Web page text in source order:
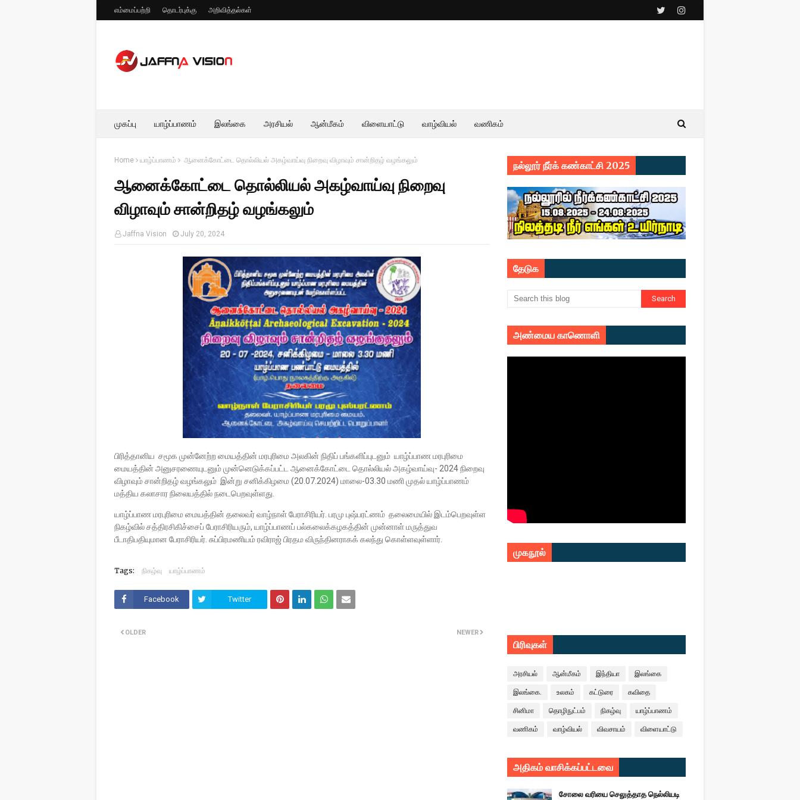
எம்மைப்பற்றி தொடர்புக்கு அறிவித்தல்கள்
முகப்பு யாழ்ப்பாணம் இலங்கை அரசியல் ஆன்மீகம் விளையாட்டு வாழ்வியல் வணிகம்
Home யாழ்ப்பாணம் ஆனைக்கோட்டை தொல்லியல் அகழ்வாய்வு நிறைவு விழாவும் சான்றிதழ் வழங்கலும்
ஆனைக்கோட்டை தொல்லியல் அகழ்வாய்வு நிறைவு
விழாவும் சான்றிதழ் வழங்கலும்
Jaffna Vision July 20, 2024
பிரித்தானிய சமூக முன்னேற்ற மையத்தின் மரபுரிமை அலகின் நிதிப் பங்களிப்புடனும் யாழ்ப்பாண மரபுரிமை
மையத்தின் அனுசரணையுடனும் முன்னெடுக்கப்பட்ட ஆனைக்கோட்டை தொல்லியல் அகழ்வாய்வு- 2024 நிறைவு
விழாவும் சான்றிதழ் வழங்கலும் இன்று சனிக்கிழமை (20.07.2024) மாலை-03.30 மணி முதல் யாழ்ப்பாணம்
மத்திய கலாசார நிலையத்தில் நடைபெறவுள்ளது.
யாழ்ப்பாண மரபுரிமை மையத்தின் தலைவர் வாழ்நாள் பேராசிரியர். பரமு புஷ்பரட்ணம் தலைமையில் இடம்பெறவுள்ள
நிகழ்வில் சத்திரசிகிச்சைப் பேராசிரியரும், யாழ்ப்பாணப் பல்கலைக்கழகத்தின் முன்னாள் மருத்துவ
பீடாதிபதியுமான பேராசிரியர். சுப்பிரமணியம் ரவிராஜ் பிரதம விருந்தினராகக் கலந்து கொள்ளவுள்ளார்.
Tags: நிகழ்வு யாழ்ப்பாணம்
Facebook Twitter
NEWER
OLDER
நல்லூர் நீர்க் கண்காட்சி 2025
தேடுக
அண்மைய காணொளி
முகநூல்
பிரிவுகள்
அரசியல் ஆன்மீகம் இந்தியா இலங்கை
இலங்கை. உலகம் கட்டுரை கவிதை
சினிமா தொழிநுட்பம் நிகழ்வு யாழ்ப்பாணம்
வணிகம் வாழ்வியல் விவசாயம் விளையாட்டு
அதிகம் வாசிக்கப்பட்டவை
சோலை வரியை செலுத்தாத நெல்லியடி